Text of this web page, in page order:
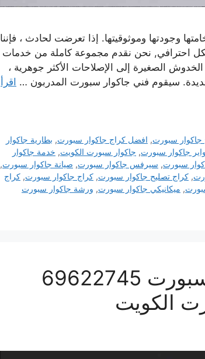
وجودتها وموثوقيتها. إذا تعرضت لحادث ، فإننا
احترافي, نحن نقدم مجموعة كاملة من خدمات
الصغيرة إلى الإصلاحات الأكثر جوهرية ،
سيقوم فني جاكوار سبورت المدربون … اقرأ
جاكوار سبورت, افضل كراج جاكوار سبورت, بطارية جاكوار
جاكوار سبورت, جاكوار سبورت الكويت, خدمة جاكوار
سبورت, سيرفس جاكوار سبورت, صيانة جاكوار سبورت,
, كراج تصليح جاكوار سبورت, كراج جاكوار سبورت, كراج
, ميكانيكي جاكوار سبورت, ورشة جاكوار سبورت
كراج كهرباء سيارة جاكوار سبورت 69622745
الكويت